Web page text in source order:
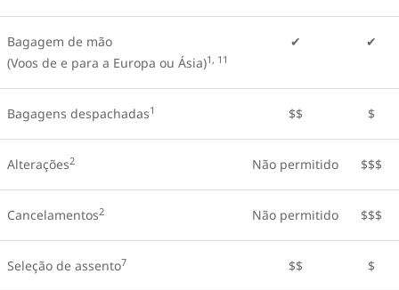
Bagagem de mão
(Voos de e para a Europa ou Ásia)1, 11
✔ ✔
Bagagens despachadas1 $$ $
Alterações2 Não permitido $$$
Cancelamentos2 Não permitido $$$
Seleção de assento7 $$ $